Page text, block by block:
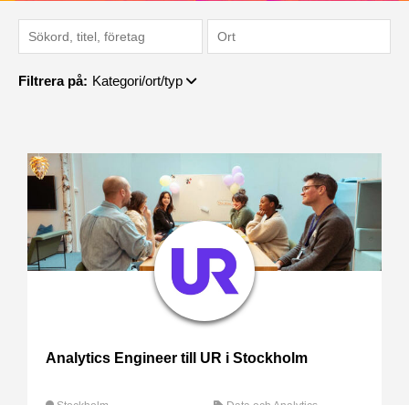
Filtrera på: Kategori/ort/typ
Analytics Engineer till UR i Stockholm